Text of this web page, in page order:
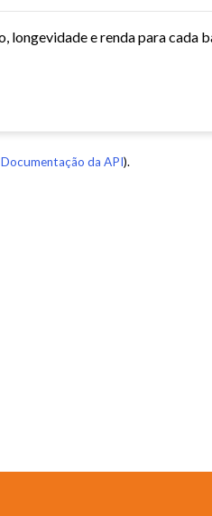
Documentação da API).